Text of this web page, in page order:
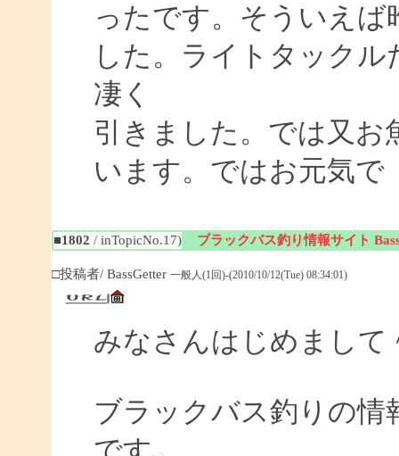
ったです。そういえ
した。ライトタック
凄く
引きました。では又お
います。ではお元気で
■1802 / inTopicNo.17) ブラックバス釣り情報サイト
□投稿者/ BassGetter 一般人(1回)-(2010/10/12(Tue) 08:34:01)
みなさんはじめまして
ブラックバス釣りの情